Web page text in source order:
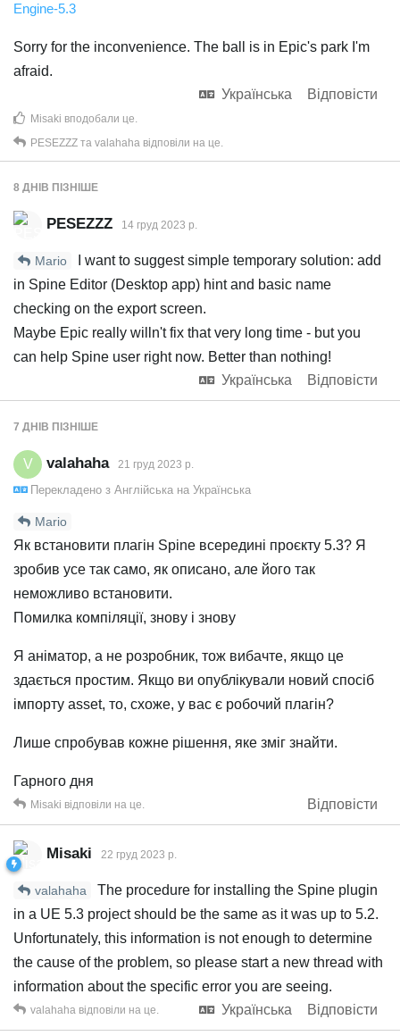
Engine-5.3
Sorry for the inconvenience. The ball is in Epic's park I'm
afraid.
Українська
Відповісти
Misaki вподобали це
PESEZZZ та valahaha відповіли на це.
8 ДНІВ ПІЗНІШЕ
PESEZZZ 14 груд 2023 р.
Mario
I want to suggest simple temporary solution: add
in Spine Editor (Desktop app) hint and basic name
checking on the export screen.
Maybe Epic really willn't fix that very long time - but you
can help Spine user right now. Better than nothing!
Українська
Відповісти
7 ДНІВ ПІЗНІШЕ
V valahaha 21 груд 2023 р.
Перекладено з Англійська на Українська
Mario
Як встановити плагін Spine всередині проєкту 5.3? Я
зробив усе так само, як описано, але його так
неможливо встановити.
Помилка компіляції, знову і знову
Я аніматор, а не розробник, тож вибачте, якщо це
здається простим. Якщо ви опублікували новий спосіб
імпорту asset, то, схоже, у вас є робочий плагін?
Лише спробував кожне рішення, яке зміг знайти.
Гарного дня
Відповісти
Misaki відповіли на це.
Misaki 22 груд 2023 р.
valahaha
The procedure for installing the Spine plugin
in a UE 5.3 project should be the same as it was up to 5.2.
Unfortunately, this information is not enough to determine
the cause of the problem, so please start a new thread with
information about the specific error you are seeing.
Українська
Відповісти
valahaha відповіли на це.